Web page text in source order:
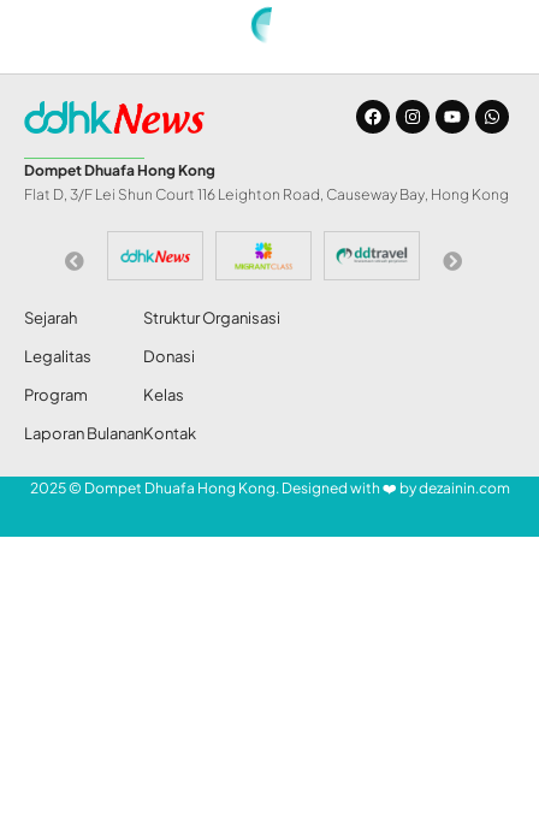
Netizen Hong Kong Heboh, Banyak PRT Asing yang Jadi Juragan di Kampung Halaman
INDONESIA
Netizen Hong Kong
Heboh, Banyak PRT
Asing yang Jadi
Juragan di Kampung
Halaman
Abdul Razak